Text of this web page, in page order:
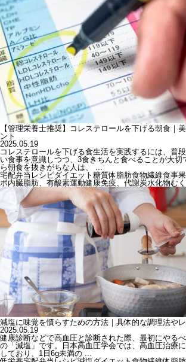
【管理栄養士推奨】コレステロールを下げる朝食｜
ント
2025.05.19
コレステロールを下げる食生活を実践するには、普
い食事を意識しつつ、3食きちんと食べることが大切
ら朝食を抜きがちな人は、 ...
宅配弁当 レシピダイエット 糖質体脂肪食物繊維食事
ボ内臓脂肪、有酸素運動健康免疫、代謝炭水化物む
減塩に味覚を慣らすための方法｜具体的な調理法や
2025.05.19
健康診断などで高血圧と診断された際、最初にやる
の「減塩」です。日本高血圧学会では、高血圧治療
しており、1日6g未満の ...